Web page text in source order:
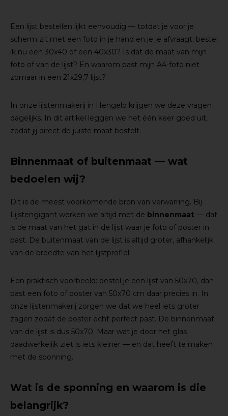
Een lijst bestellen lijkt eenvoudig — totdat je voor je
scherm zit met een foto in je hand en je je afvraagt: bestel
ik nu een 30x40 of een 40x30? Is dat de maat van mijn
foto of van de lijst? En waarom past mijn A4-foto niet
zomaar in een 21x29,7 lijst?
In onze lijstenmakerij in Hengelo krijgen we deze vragen
dagelijks. In dit artikel leggen we het één keer goed uit,
zodat jij direct de juiste maat bestelt.
Binnenmaat of buitenmaat — wat
bedoelen wij?
Dit is de meest voorkomende bron van verwarring. Bij
Lijstengigant werken we altijd met de binnenmaat — dat
is de maat van het gat in de lijst waar je foto of poster in
past. De buitenmaat van de lijst is altijd groter, afhankelijk
van de breedte van het lijstprofiel.
Een praktisch voorbeeld: bestel je een lijst van 50x70, dan
past een foto of poster van 50x70 cm daar precies in. In
onze lijstenmakerij zorgen we dat we heel iets groter
zagen zodat de poster echt perfect past. De binnenmaat
van de lijst is dus 50x70. Maar wat je door het glas
daadwerkelijk ziet is iets kleiner — en dat heeft te maken
met de sponning.
Wat is de sponning en waarom is die
belangrijk?